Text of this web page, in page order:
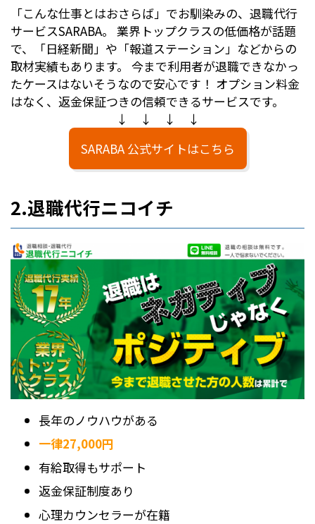
「こんな仕事とはおさらば」でお馴染みの、退職代行
サービスSARABA。 業界トップクラスの低価格が話題
で、「日経新聞」や「報道ステーション」などからの
取材実績もあります。 今まで利用者が退職できなかっ
たケースはないそうなので安心です！ オプション料金
はなく、返金保証つきの信頼できるサービスです。
↓ ↓ ↓ ↓
SARABA 公式サイトはこちら
2.退職代行ニコイチ
長年のノウハウがある
一律27,000円
有給取得もサポート
返金保証制度あり
心理カウンセラーが在籍